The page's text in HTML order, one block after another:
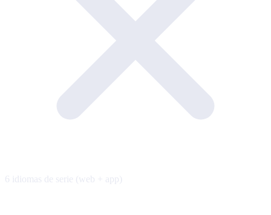
6 idiomas de serie (web + app)